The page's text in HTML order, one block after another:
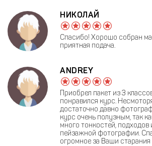
НИКОЛАЙ
Спасибо! Хорошо собран
приятная подача.
ANDREY
Приобрел пакет из 3
понравился курс.
достаточно давно
курс очень полузным, так
много тонкостей, подходов
пейзажной фотографии.
огромное за Ваши старания